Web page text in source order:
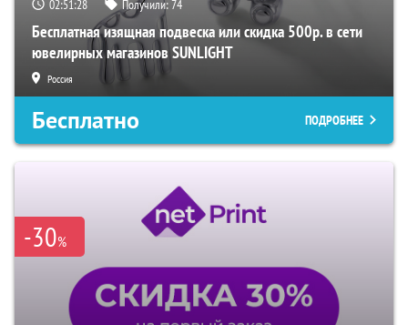
02:51:27 Получили:74
Бесплатная изящная подвеска или скидка 500р. в сети
ювелирных магазинов SUNLIGHT
Россия
Бесплатно ПОДРОБНЕЕ
-30%